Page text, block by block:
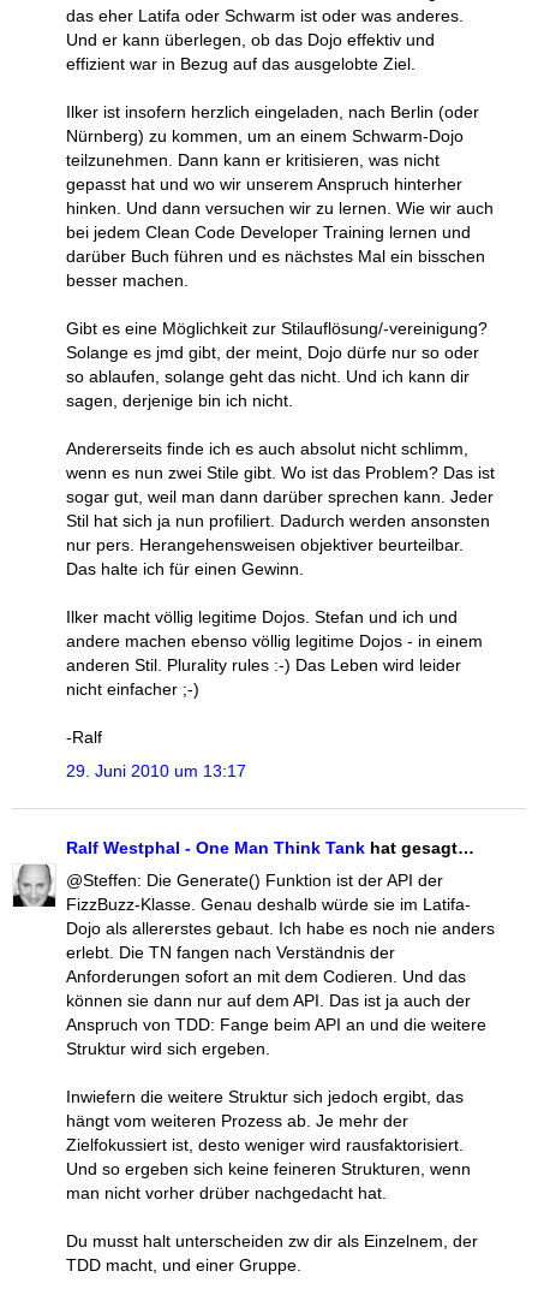
das eher Latifa oder Schwarm ist oder was anderes.
Und er kann überlegen, ob das Dojo effektiv und
effizient war in Bezug auf das ausgelobte Ziel.
Ilker ist insofern herzlich eingeladen, nach Berlin (oder
Nürnberg) zu kommen, um an einem Schwarm-Dojo
teilzunehmen. Dann kann er kritisieren, was nicht
gepasst hat und wo wir unserem Anspruch hinterher
hinken. Und dann versuchen wir zu lernen. Wie wir auch
bei jedem Clean Code Developer Training lernen und
darüber Buch führen und es nächstes Mal ein bisschen
besser machen.
Gibt es eine Möglichkeit zur Stilauflösung/-vereinigung?
Solange es jmd gibt, der meint, Dojo dürfe nur so oder
so ablaufen, solange geht das nicht. Und ich kann dir
sagen, derjenige bin ich nicht.
Andererseits finde ich es auch absolut nicht schlimm,
wenn es nun zwei Stile gibt. Wo ist das Problem? Das ist
sogar gut, weil man dann darüber sprechen kann. Jeder
Stil hat sich ja nun profiliert. Dadurch werden ansonsten
nur pers. Herangehensweisen objektiver beurteilbar.
Das halte ich für einen Gewinn.
Ilker macht völlig legitime Dojos. Stefan und ich und
andere machen ebenso völlig legitime Dojos - in einem
anderen Stil. Plurality rules :-) Das Leben wird leider
nicht einfacher ;-)
-Ralf
29. Juni 2010 um 13:17
Ralf Westphal - One Man Think Tank hat gesagt…
@Steffen: Die Generate() Funktion ist der API der
FizzBuzz-Klasse. Genau deshalb würde sie im Latifa-
Dojo als allererstes gebaut. Ich habe es noch nie anders
erlebt. Die TN fangen nach Verständnis der
Anforderungen sofort an mit dem Codieren. Und das
können sie dann nur auf dem API. Das ist ja auch der
Anspruch von TDD: Fange beim API an und die weitere
Struktur wird sich ergeben.
Inwiefern die weitere Struktur sich jedoch ergibt, das
hängt vom weiteren Prozess ab. Je mehr der
Zielfokussiert ist, desto weniger wird rausfaktorisiert.
Und so ergeben sich keine feineren Strukturen, wenn
man nicht vorher drüber nachgedacht hat.
Du musst halt unterscheiden zw dir als Einzelnem, der
TDD macht, und einer Gruppe.